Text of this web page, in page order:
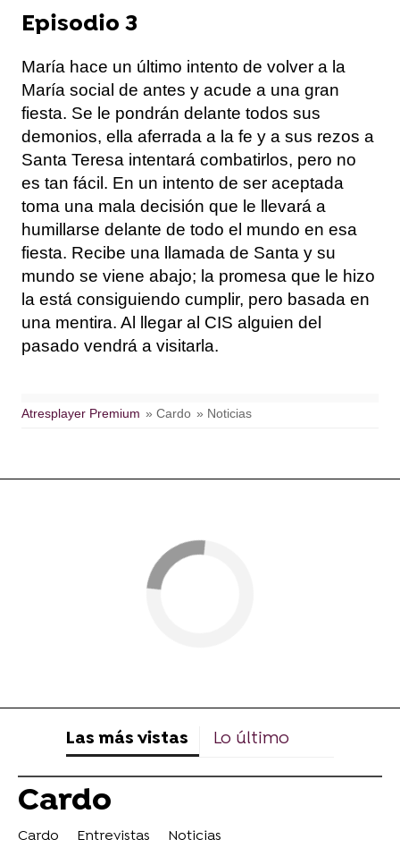
Episodio 3
María hace un último intento de volver a la
María social de antes y acude a una gran
fiesta. Se le pondrán delante todos sus
demonios, ella aferrada a la fe y a sus rezos a
Santa Teresa intentará combatirlos, pero no
es tan fácil. En un intento de ser aceptada
toma una mala decisión que le llevará a
humillarse delante de todo el mundo en esa
fiesta. Recibe una llamada de Santa y su
mundo se viene abajo; la promesa que le hizo
la está consiguiendo cumplir, pero basada en
una mentira. Al llegar al CIS alguien del
pasado vendrá a visitarla.
Atresplayer Premium » Cardo » Noticias
Las más vistas Lo último
Cardo
Cardo Entrevistas
Noticias